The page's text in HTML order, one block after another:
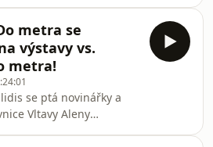
pomalu, lidé nechtějí
z 20. ledna 2026.
se. Je to tanečník,
náruživý čtenář a teď
vede madridský
metra se
výstavy vs.
metra!
se ptá novinářky a
Vltavy Aleny